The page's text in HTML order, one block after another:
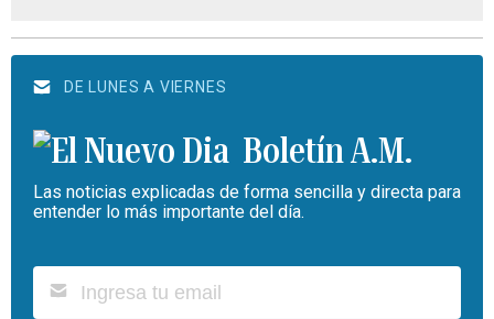
DE LUNES A VIERNES
Boletín A.M.
Las noticias explicadas de forma sencilla y directa para
entender lo más importante del día.